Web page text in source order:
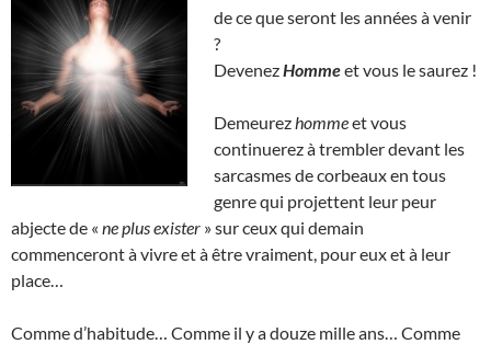
de ce que seront les années à venir
?
DevenezHommeet vous le saurez !
Demeurez hommeet vous
continuerez à trembler devant les
sarcasmes de corbeaux en tous
genre qui projettent leur peur
abjecte de « ne plus exister » sur ceux qui demain
commenceront à vivre et à être vraiment, pour eux et à leur
place…
Comme d’habitude… Comme il y a douze mille ans… Comme